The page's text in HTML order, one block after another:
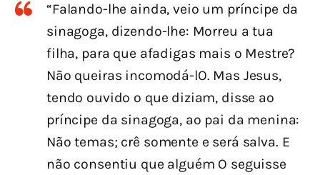
“Falando-lhe ainda, veio um príncipe da
sinagoga, dizendo-lhe: Morreu a tua
filha, para que afadigas mais o Mestre?
Não queiras incomodá-lO. Mas Jesus,
tendo ouvido o que diziam, disse ao
príncipe da sinagoga, ao pai da menina:
Não temas; crê somente e será salva. E
não consentiu que alguém O seguisse